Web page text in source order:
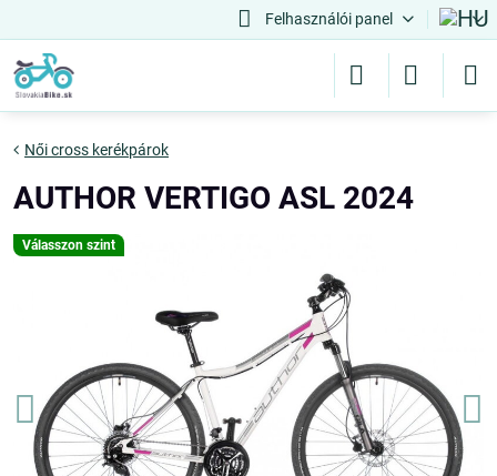
Felhasználói panel
Válasszon szint
Női cross kerékpárok
AUTHOR VERTIGO ASL 2024